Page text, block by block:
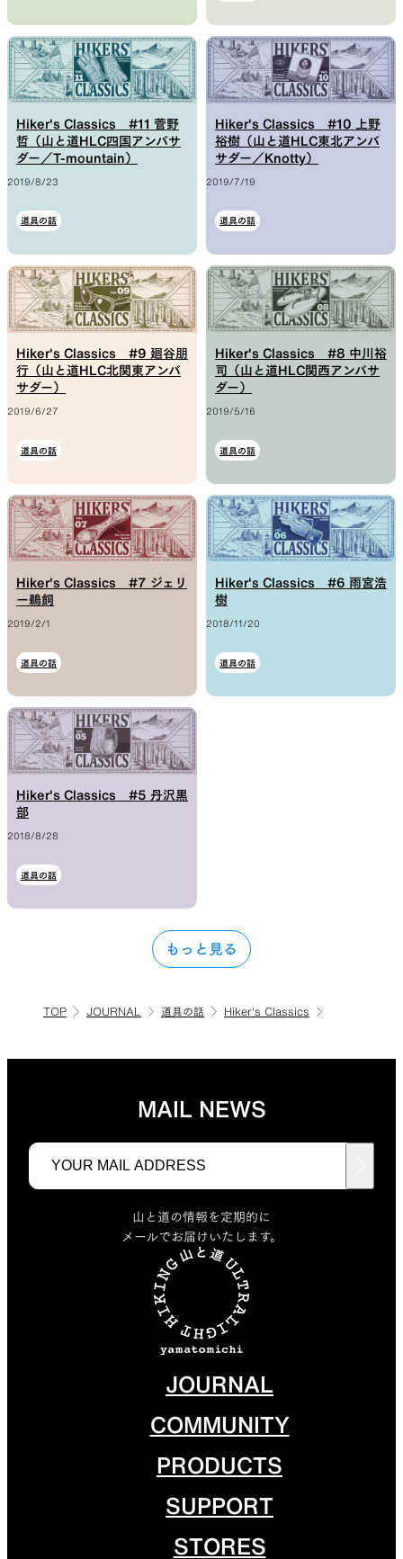
Hiker's Classics #11 菅野
哲（山と道HLC四国アンバサ
ダー／T-mountain）
2019/8/23
道具の話
Hiker's Classics #10 上野
裕樹（山と道HLC東北アンバ
サダー／Knotty）
2019/7/19
道具の話
Hiker's Classics #9 廻谷朋
行（山と道HLC北関東アンバ
サダー）
2019/6/27
道具の話
Hiker's Classics #8 中川裕
司（山と道HLC関西アンバサ
ダー）
2019/5/16
道具の話
Hiker's Classics #7 ジェリ
ー鵜飼
2019/2/1
道具の話
Hiker's Classics #6 雨宮浩
樹
2018/11/20
道具の話
Hiker's Classics #5 丹沢黒
部
2018/8/28
道具の話
もっと見る
TOP JOURNAL 道具の話 Hiker's Classics
MAIL NEWS
山と道の情報を定期的に
メールでお届けいたします。
JOURNAL
COMMUNITY
PRODUCTS
SUPPORT
STORES